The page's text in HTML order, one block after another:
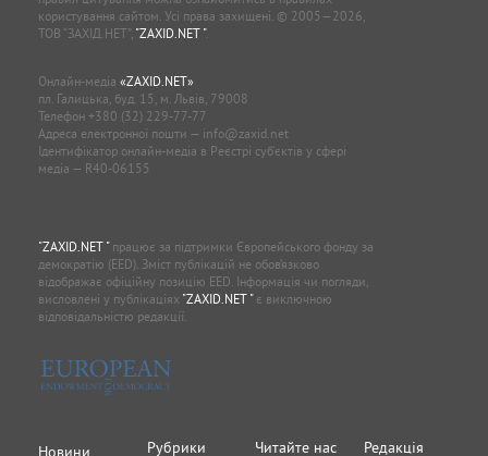
користування сайтом. Усі права захищені. © 2005—2026,
ТОВ “ЗАХІД.НЕТ”, "ZAXID.NET ".
Онлайн-медіа «ZAXID.NET»
пл. Галицька, буд. 15, м. Львів, 79008
Телефон +380 (32) 229-77-77
Адреса електронної пошти — info@zaxid.net
Ідентифікатор онлайн-медіа в Реєстрі суб'єктів у сфері
медіа — R40-06155
"ZAXID.NET "працює за підтримки Європейського фонду за
демократію (EED). Зміст публікацій не обов’язково
відображає офіційну позицію EED. Інформація чи погляди,
висловлені у публікаціях "ZAXID.NET "є виключною
відповідальністю редакції.
Рубрики Читайте нас Редакція